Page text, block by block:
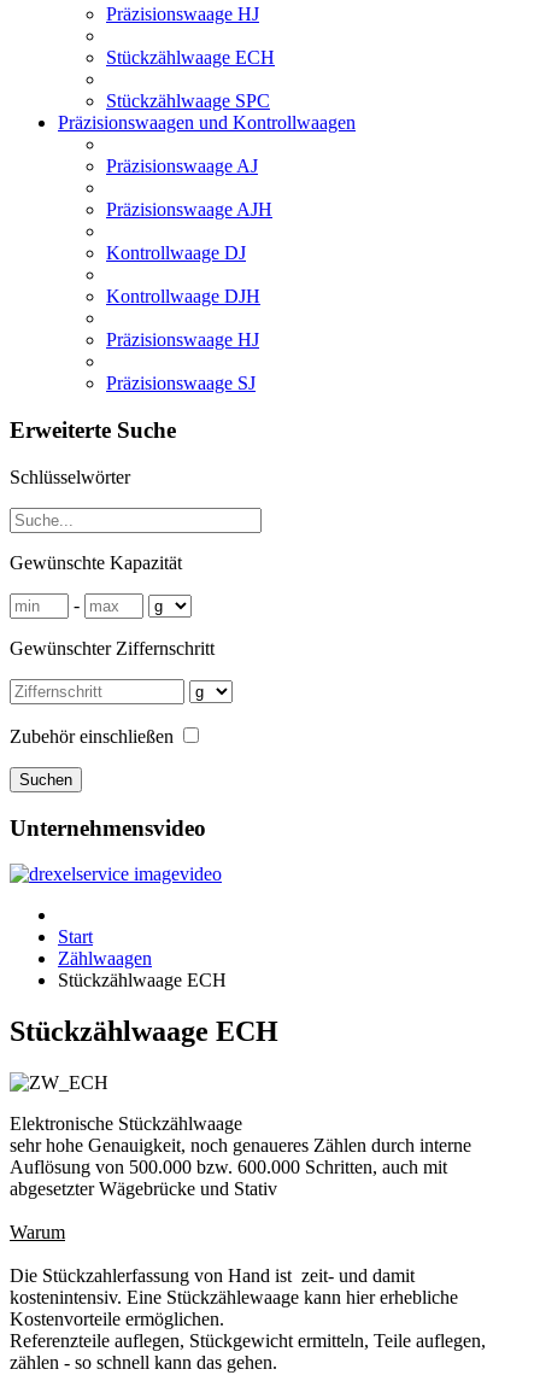
Präzisionswaage HJ
Stückzählwaage ECH
Stückzählwaage SPC
Präzisionswaagen und Kontrollwaagen
Präzisionswaage AJ
Präzisionswaage AJH
Kontrollwaage DJ
Kontrollwaage DJH
Präzisionswaage HJ
Präzisionswaage SJ
Erweiterte Suche
Schlüsselwörter
Gewünschte Kapazität
-
Gewünschter Ziffernschritt
Zubehör einschließen
Unternehmensvideo
Start
Zählwaagen
Stückzählwaage ECH
Stückzählwaage ECH
Elektronische Stückzählwaage
sehr hohe Genauigkeit, noch genaueres Zählen durch interne
Auflösung von 500.000 bzw. 600.000 Schritten, auch mit
abgesetzter Wägebrücke und Stativ
Warum
Die Stückzahlerfassung von Hand ist zeit- und damit
kostenintensiv. Eine Stückzählewaage kann hier erhebliche
Kostenvorteile ermöglichen.
Referenzteile auflegen, Stückgewicht ermitteln, Teile auflegen,
zählen - so schnell kann das gehen.